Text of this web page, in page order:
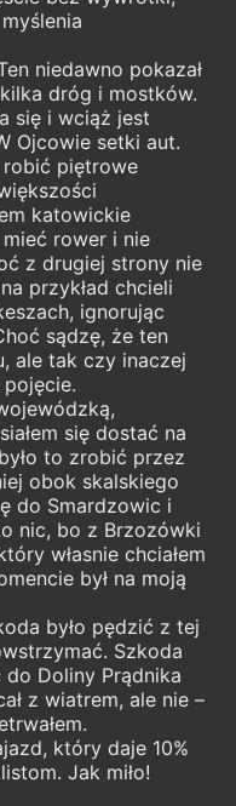
niedawno pokazał
dróg i mostków.
się i wciąż jest
Ojcowie setki aut.
piętrowe
katowickie
rower i nie
z drugiej strony nie
przykład chcieli
ignorując
sądzę, że ten
ale tak czy inaczej
się dostać na
to zrobić przez
obok skalskiego
do Smardzowic i
nic, bo z Brzozówki
własnie chciałem
był na moją
było pędzić z tej
Szkoda
Doliny Prądnika
z wiatrem, ale nie –
który daje 10%
Jak miło!